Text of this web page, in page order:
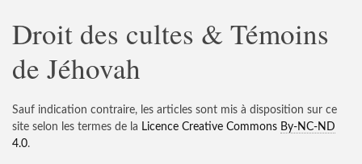
Droit des cultes & Témoins
de Jéhovah
Sauf indication contraire, les articles sont mis à disposition sur ce
site selon les termes de la Licence Creative Commons By-NC-ND
4.0.